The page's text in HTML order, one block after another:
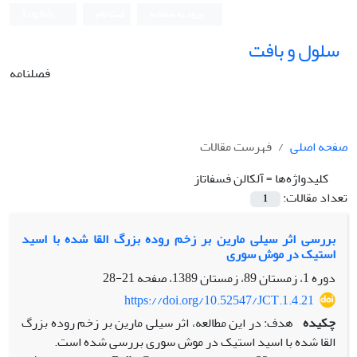
سلول و بافت
فصلنامه
صفحه اصلی
فهرست مقالات
کلیدواژه‌ها =آلکالن فسفاتاز
تعداد مقالات:
1
بررسی اثر سیلی مارین بر زخم روده بزرگ القا شده با اسید
استیک در موش سوری
دوره 1، زمستان 89، زمستان 1389، صفحه
21-28
https://doi.org/10.52547/JCT.1.4.21
چکیده هدف: در این مطالعه، اثر سیلی مارین بر زخم روده بزرگ
القا شده با اسید استیک در موش سوری بررسی شده است.